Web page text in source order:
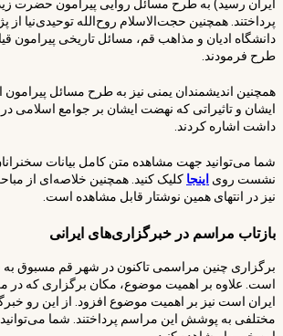
ایران رسید) به طرح مسائل روایی پیرامون حضرت
پرداختند. همچنین حجت‌الاسلام روح‌الله توحیدی‌نیا از
دانشگاه ادیان و مذاهب قم، مسائل تاریخی پیرامون
طرح فرمودند.
همچنین اندیشمندان یمنی نیز به طرح مسائل پیرامون
ایشان و تاثیراتی که نهضت ایشان بر جوامع اسلامی
داشت اشاره کردند.
شما می‌توانید جهت مشاهده متن کامل بیانات
نشست روی اینجا کلیک کنید. همچنین خلاصه‌ای از
نیز در انتهای همین نوشتار قابل مشاهده است.
بازتاب مراسم در خبرگزاری‌های ایرانی
برگزاری چنین مراسمی تاکنون در شهر قم مسبوق به
است. علاوه بر اهمیت موضوع، مکان برگزاری که در
ایران است نیز بر اهمیت موضوع افزود. از این رو
مختلفی به پوشش این مراسم پرداختند. شما